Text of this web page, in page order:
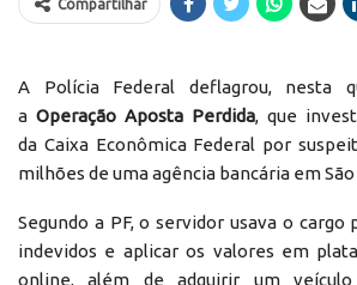
Compartilhar
A Polícia Federal deflagrou, nesta
a Operação Aposta Perdida, que
da Caixa Econômica Federal por
milhões de uma agência bancária em São
Segundo a PF, o servidor usava o cargo
indevidos e aplicar os valores em
online, além de adquirir um